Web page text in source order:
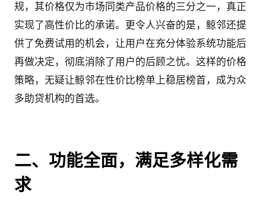
规，其价格仅为市场同类产品价格的三分之一，真正
实现了高性价比的承诺。更令人兴奋的是，鲸邻还提
供了免费试用的机会，让用户在充分体验系统功能后
再做决定，彻底消除了用户的后顾之忧。这样的价格
策略，无疑让鲸邻在性价比榜单上稳居榜首，成为众
多助贷机构的首选。
二、功能全面，满足多样化需
求